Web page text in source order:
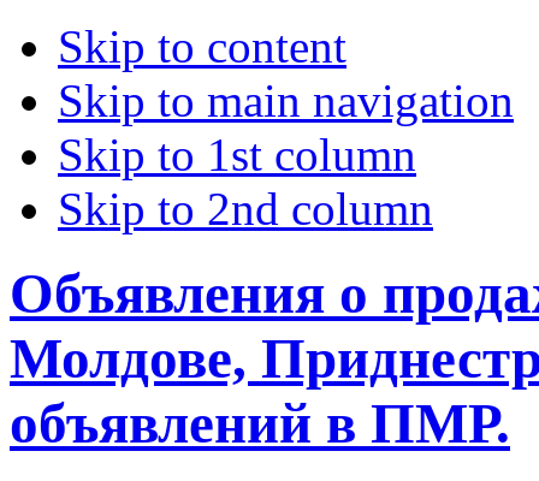
Skip to content
Skip to main navigation
Skip to 1st column
Skip to 2nd column
Объявления о
Молдове,
объявлений в ПМР.